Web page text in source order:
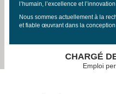
l’humain, l’excellence et
Nous sommes actuellement à la
et fiable œuvrant dans la
CHARGÉ
Emploi